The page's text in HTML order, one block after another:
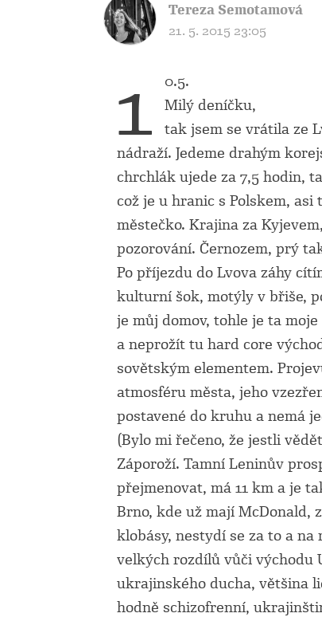
Tereza Semotamová
21. 5. 2015 23:05
1
0.5.
Milý deníčku,
tak jsem se vrátila ze
nádraží. Jedeme drahým
chrchlák ujede za 7,5 hodin,
což je u hranic s Polskem,
městečko. Krajina za
pozorování. Černozem, prý
Po příjezdu do Lvova záhy
kulturní šok, motýly v břiše,
je můj domov, tohle je ta
a neprožít tu hard core
sovětským elementem.
atmosféru města, jeho
postavené do kruhu a nemá
(Bylo mi řečeno, že jestli
Záporoží. Tamní Leninův
přejmenovat, má 11 km a je
Brno, kde už mají McDonald,
klobásy, nestydí se za to a
velkých rozdílů vůči východu
ukrajinského ducha, většina
hodně schizofrenní,